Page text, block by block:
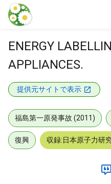
本文に飛ぶ
ENERGY
APPLIANCES.
提供元サイトで表示
福島第一原発事故 (2011)
復興 収録:日本原子力研